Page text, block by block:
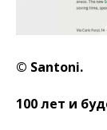
© Santoni.
100 лет и